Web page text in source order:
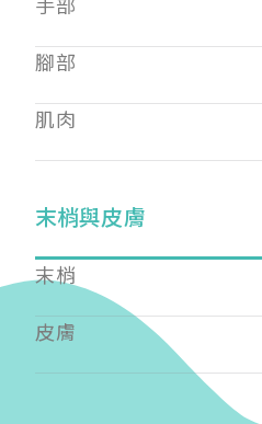
腳部
肌肉
末梢與皮膚
末梢
皮膚
會審核通過後即通知您進行
【會費】
個人會員:
入會費新臺幣1200元，於
費1200元，於每年度繳納。
費3000元，於每年度繳納。
戶名: 社團法人台灣自律神
帳號: 003-03-501566-2
銀行: (013) 國泰世華 南京